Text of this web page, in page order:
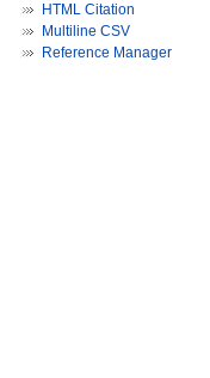
HTML Citation
Multiline CSV
Reference Manager